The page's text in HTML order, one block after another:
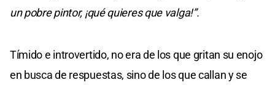
un pobre pintor, ¡qué quieres que valga!”.
Tímido e introvertido, no era de los que gritan su enojo
en busca de respuestas, sino de los que callan y se